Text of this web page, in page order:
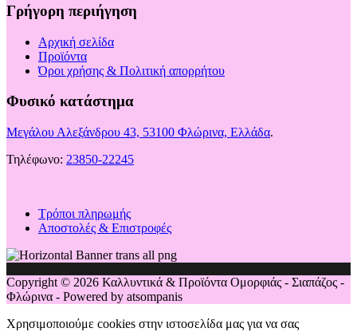
Γρήγορη περιήγηση
Αρχική σελίδα
Προϊόντα
Όροι χρήσης & Πολιτική απορρήτου
Φυσικό κατάστημα
Μεγάλου Αλεξάνδρου 43, 53100 Φλώρινα, Ελλάδα.
Τηλέφωνο: 23850-22245
Τρόποι πληρωμής
Αποστολές & Επιστροφές
Copyright © 2026 Καλλυντικά & Προϊόντα Ομορφιάς - Σιαπάζος -
Φλώρινα - Powered by atsompanis
Χρησιμοποιούμε cookies στην ιστοσελίδα μας για να σας